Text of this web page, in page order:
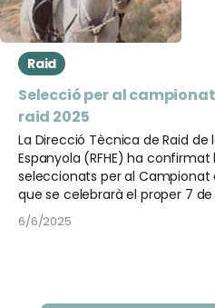
Raid
Selecció per al
raid 2025
La Direcció Tècnica de Raid de
Espanyola (RFHE) ha
seleccionats per al Campionat
que se celebrarà el proper 7
Lago, Itàlia.
6/6/2025